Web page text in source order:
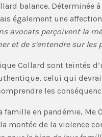
balance. Déterminée
également une
avocats perçoivent la
et de s’entendre sur
Collard sont teintés
celui qui
les
en pandémie,
montée de la violence